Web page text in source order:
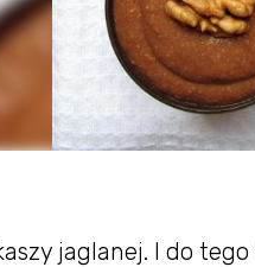
jaglanej. I do